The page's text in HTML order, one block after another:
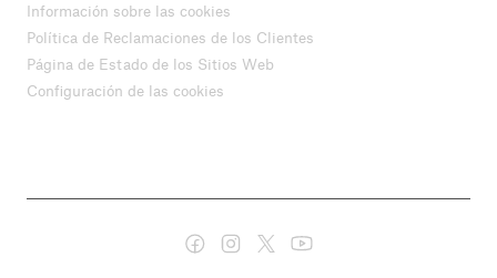
Información sobre las cookies
Política de Reclamaciones de los Clientes
Página de Estado de los Sitios Web
Configuración de las cookies